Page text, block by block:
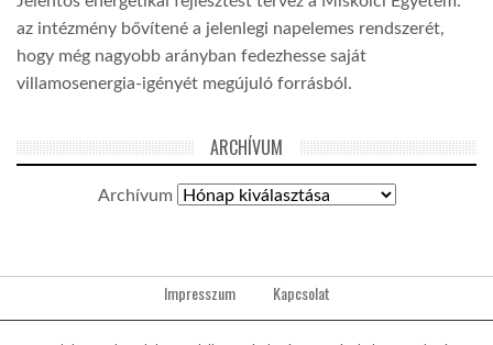
az intézmény bővítené a jelenlegi napelemes rendszerét,
hogy még nagyobb arányban fedezhesse saját
villamosenergia-igényét megújuló forrásból.
ARCHÍVUM
Archívum
Impresszum Kapcsolat